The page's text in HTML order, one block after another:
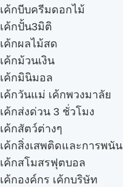
เค้กบีบครีมดอกไม้
เค้กปั้น3มิติ
เค้กผลไม้สด
เค้กม้วนเงิน
เค้กมินิมอล
เค้กวันแม่ เค้กพวงมาลัย
เค้กส่งด่วน 3 ชั่วโมง
เค้กสัตว์ต่างๆ
เค้กสิ่งเสพติดและการพนัน
เค้กสโมสรฟุตบอล
เค้กองค์กร เค้กบริษัท